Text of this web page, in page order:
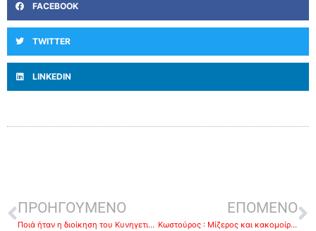
FACEBOOK
TWITTER
LINKEDIN
ΠΡΟΗΓΟΥΜΕΝΟ
Ποιά ήταν η διοίκηση του Κυνηγετικού συλλόγου Ναυπλίου το 1974 ;;
ΕΠΟΜΕΝΟ
Κωστούρος : Μίζερος και κακομοίρης ο Γραμματικόπουλος